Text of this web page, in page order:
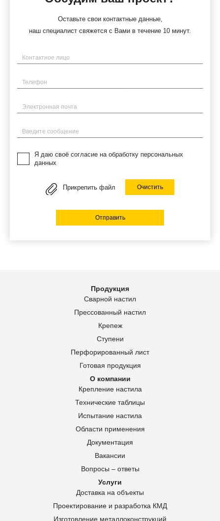
Оставьте свои контактные данные,
наш специалист свяжется с Вами в течение 10 минут.
Имя
Телефон
Электронная почта
Введите сообщение
Я даю своё согласие на обработку персональных
данных
Прикрепить файл Очистить
Отправить
Продукция
Сварной настил
Прессованный настил
Крепеж
Ступени
Перфорированный лист
Готовая продукция
О компании
Крепление настила
Технические таблицы
Испытание настила
Области применения
Документация
Вакансии
Вопросы – ответы
Услуги
Доставка на объекты
Проектирование и разработка КМД
Изготовление металлоконструкций